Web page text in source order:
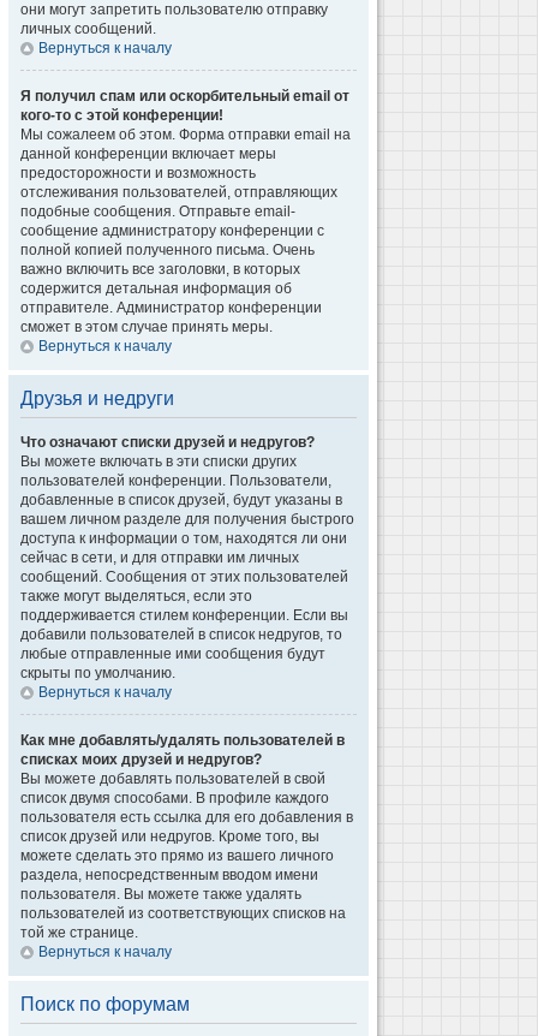
они могут запретить пользователю отправку
личных сообщений.
Вернуться к началу
Я получил спам или оскорбительный email от
кого-то с этой конференции!
Мы сожалеем об этом. Форма отправки email на
данной конференции включает меры
предосторожности и возможность
отслеживания пользователей, отправляющих
подобные сообщения. Отправьте email-
сообщение администратору конференции с
полной копией полученного письма. Очень
важно включить все заголовки, в которых
содержится детальная информация об
отправителе. Администратор конференции
сможет в этом случае принять меры.
Вернуться к началу
Друзья и недруги
Что означают списки друзей и недругов?
Вы можете включать в эти списки других
пользователей конференции. Пользователи,
добавленные в список друзей, будут указаны в
вашем личном разделе для получения быстрого
доступа к информации о том, находятся ли они
сейчас в сети, и для отправки им личных
сообщений. Сообщения от этих пользователей
также могут выделяться, если это
поддерживается стилем конференции. Если вы
добавили пользователей в список недругов, то
любые отправленные ими сообщения будут
скрыты по умолчанию.
Вернуться к началу
Как мне добавлять/удалять пользователей в
списках моих друзей и недругов?
Вы можете добавлять пользователей в свой
список двумя способами. В профиле каждого
пользователя есть ссылка для его добавления в
список друзей или недругов. Кроме того, вы
можете сделать это прямо из вашего личного
раздела, непосредственным вводом имени
пользователя. Вы можете также удалять
пользователей из соответствующих списков на
той же странице.
Вернуться к началу
Поиск по форумам